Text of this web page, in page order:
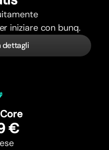
iniziare con bunq.
dettagli
€